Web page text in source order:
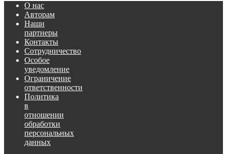
О нас
Авторам
Наши
партнеры
Контакты
Сотрудничество
Особое
уведомление
Ограничение
ответственности
Политика
в
отношении
обработки
персональных
данных